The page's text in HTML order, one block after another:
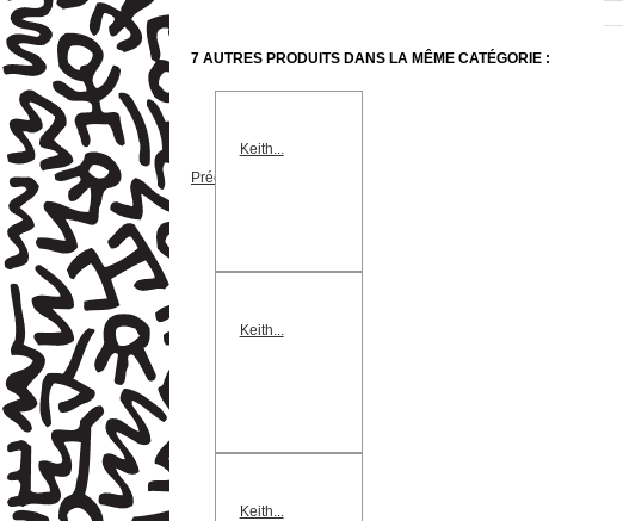
7 AUTRES PRODUITS DANS LA MÊME CATÉGORIE :
Précédent
Keith...
Keith...
Keith...